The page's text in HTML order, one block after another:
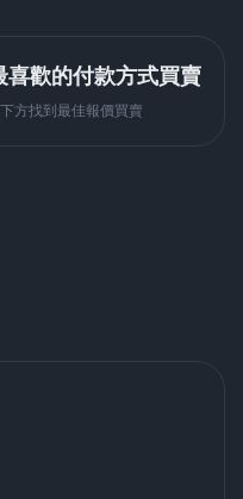
歡的付款方式買賣
方找到最佳報價買賣